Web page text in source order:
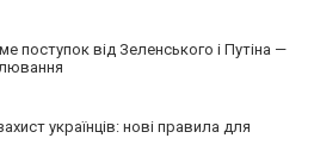
поступок від Зеленського і Путіна —
українців: нові правила для